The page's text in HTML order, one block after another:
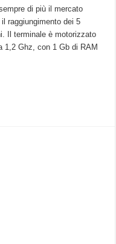
di più il mercato
raggiungimento dei 5
Il terminale è motorizzato
1,2 Ghz, con 1 Gb di RAM